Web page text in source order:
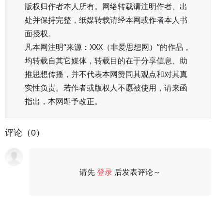
版权归作者本人所有。网络转载请注明作者、出
处并保持完整，纸媒转载请经本网或作者本人书
面授权。
凡本网注明“来源：XXX（非爱思想网）”的作品，
均转载自其它媒体，转载目的在于分享信息、助
推思想传播，并不代表本网赞同其观点和对其真
实性负责。若作者或版权人不愿被使用，请来函
指出，本网即予改正。
评论（0）
请先登录 后发表评论～